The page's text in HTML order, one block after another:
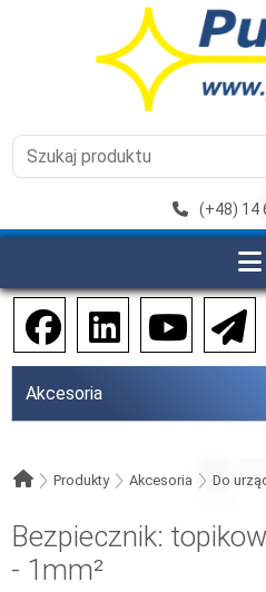
(+48) 14
Akcesoria
Produkty Akcesoria Do
Bezpiecznik:
- 1mm²